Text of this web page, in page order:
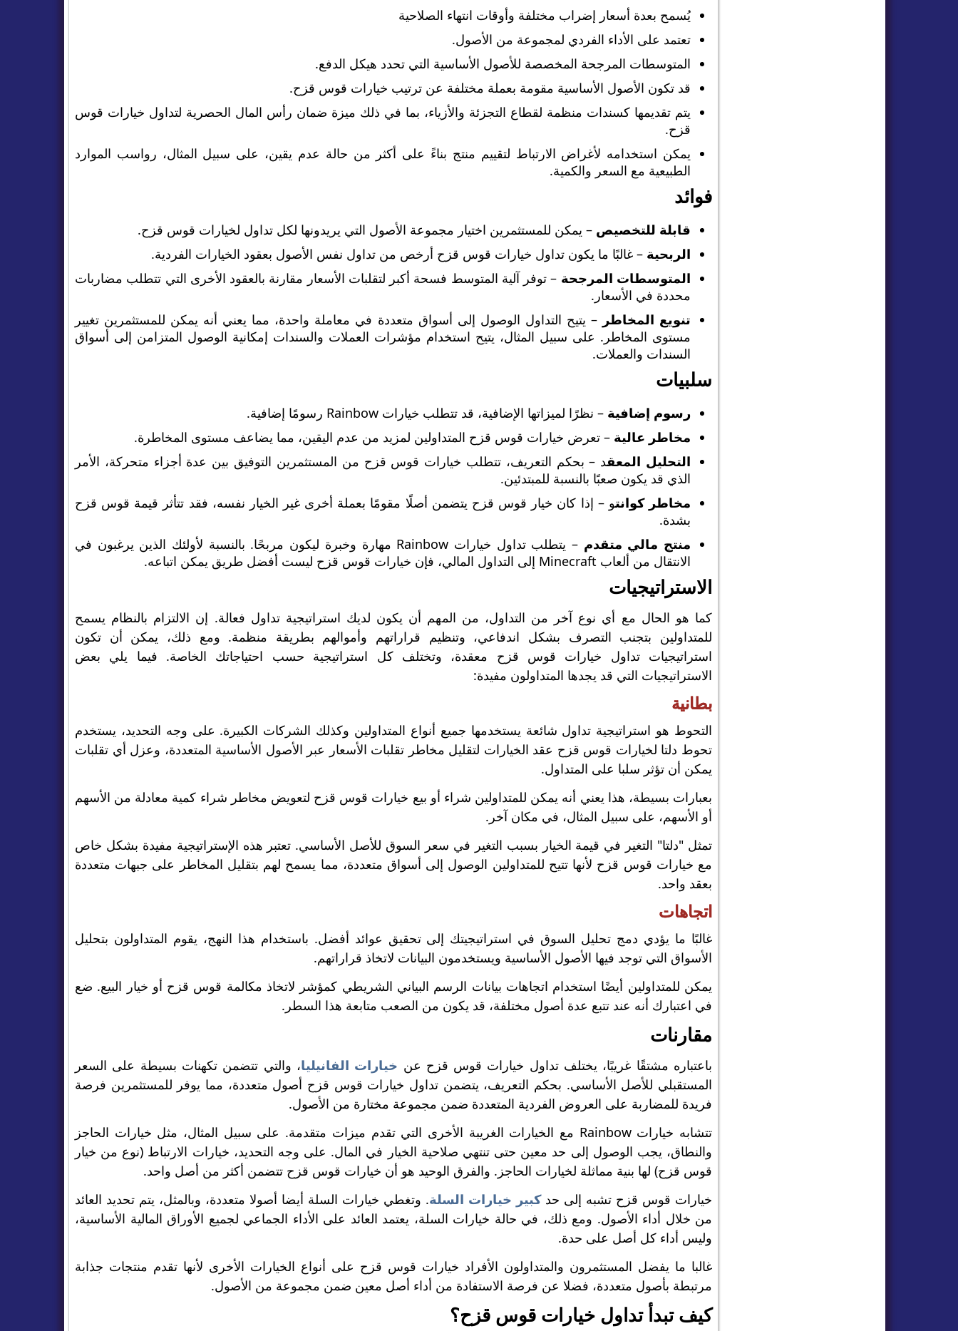
يُسمح بعدة أسعار إضراب مختلفة وأوقات انتهاء الصلاحية
تعتمد على الأداء الفردي لمجموعة من الأصول.
المتوسطات المرجحة المخصصة للأصول الأساسية التي تحدد هيكل الدفع.
قد تكون الأصول الأساسية مقومة بعملة مختلفة عن ترتيب خيارات قوس قزح.
يتم تقديمها كسندات منظمة لقطاع التجزئة والأزياء، بما في ذلك ميزة ضمان رأس المال الحصرية لتداول خيارات قوس
قزح.
يمكن استخدامه لأغراض الارتباط لتقييم منتج بناءً على أكثر من حالة عدم يقين، على سبيل المثال، رواسب الموارد
الطبيعية مع السعر والكمية.
فوائد
قابلة للتخصيص – يمكن للمستثمرين اختيار مجموعة الأصول التي يريدونها لكل تداول لخيارات قوس قزح.
الربحية – غالبًا ما يكون تداول خيارات قوس قزح أرخص من تداول نفس الأصول بعقود الخيارات الفردية.
المتوسطات المرجحة – توفر آلية المتوسط ​​فسحة أكبر لتقلبات الأسعار مقارنة بالعقود الأخرى التي تتطلب مضاربات
محددة في الأسعار.
تنويع المخاطر– يتيح التداول الوصول إلى أسواق متعددة في معاملة واحدة، مما يعني أنه يمكن للمستثمرين تغيير
مستوى المخاطر. على سبيل المثال، يتيح استخدام مؤشرات العملات والسندات إمكانية الوصول المتزامن إلى أسواق
السندات والعملات.
سلبيات
رسوم إضافية – نظرًا لميزاتها الإضافية، قد تتطلب خيارات Rainbow رسومًا إضافية.
مخاطر عالية – تعرض خيارات قوس قزح المتداولين لمزيد من عدم اليقين، مما يضاعف مستوى المخاطرة.
التحليل المعقد – بحكم التعريف، تتطلب خيارات قوس قزح من المستثمرين التوفيق بين عدة أجزاء متحركة، الأمر
الذي قد يكون صعبًا بالنسبة للمبتدئين.
مخاطر كوانتو – إذا كان خيار قوس قزح يتضمن أصلًا مقومًا بعملة أخرى غير الخيار نفسه، فقد تتأثر قيمة قوس قزح
بشدة.
منتج مالي متقدم
– يتطلب تداول خيارات Rainbow مهارة وخبرة ليكون مربحًا. بالنسبة لأولئك الذين يرغبون في
الانتقال من ألعاب Minecraft إلى التداول المالي، فإن خيارات قوس قزح ليست أفضل طريق يمكن اتباعه.
الاستراتيجيات
كما هو الحال مع أي نوع آخر من التداول، من المهم أن يكون لديك استراتيجية تداول فعالة. إن الالتزام بالنظام يسمح
للمتداولين بتجنب التصرف بشكل اندفاعي، وتنظيم قراراتهم وأموالهم بطريقة منظمة. ومع ذلك، يمكن أن تكون
استراتيجيات تداول خيارات قوس قزح معقدة، وتختلف كل استراتيجية حسب احتياجاتك الخاصة. فيما يلي بعض
الاستراتيجيات التي قد يجدها المتداولون مفيدة:
بطانية
التحوط هو استراتيجية تداول شائعة يستخدمها جميع أنواع المتداولين وكذلك الشركات الكبيرة. على وجه التحديد، يستخدم
تحوط دلتا لخيارات قوس قزح عقد الخيارات لتقليل مخاطر تقلبات الأسعار عبر الأصول الأساسية المتعددة، وعزل أي تقلبات
يمكن أن تؤثر سلبا على المتداول.
بعبارات بسيطة، هذا يعني أنه يمكن للمتداولين شراء أو بيع خيارات قوس قزح لتعويض مخاطر شراء كمية معادلة من الأسهم
أو الأسهم، على سبيل المثال، في مكان آخر.
تمثل "دلتا" التغير في قيمة الخيار بسبب التغير في سعر السوق للأصل الأساسي. تعتبر هذه الإستراتيجية مفيدة بشكل خاص
مع خيارات قوس قزح لأنها تتيح للمتداولين الوصول إلى أسواق متعددة، مما يسمح لهم بتقليل المخاطر على جبهات متعددة
بعقد واحد.
اتجاهات
غالبًا ما يؤدي دمج تحليل السوق في استراتيجيتك إلى تحقيق عوائد أفضل. باستخدام هذا النهج، يقوم المتداولون بتحليل
الأسواق التي توجد فيها الأصول الأساسية ويستخدمون البيانات لاتخاذ قراراتهم.
يمكن للمتداولين أيضًا استخدام اتجاهات بيانات الرسم البياني الشريطي كمؤشر لاتخاذ مكالمة قوس قزح أو خيار البيع. ضع
في اعتبارك أنه عند تتبع عدة أصول مختلفة، قد يكون من الصعب متابعة هذا السطر.
مقارنات
باعتباره مشتقًا غريبًا، يختلف تداول خيارات قوس قزح عن خيارات الفانيليا، والتي تتضمن تكهنات بسيطة على السعر
المستقبلي للأصل الأساسي. بحكم التعريف، يتضمن تداول خيارات قوس قزح أصول متعددة، مما يوفر للمستثمرين فرصة
فريدة للمضاربة على العروض الفردية المتعددة ضمن مجموعة مختارة من الأصول.
تتشابه خيارات Rainbow مع الخيارات الغريبة الأخرى التي تقدم ميزات متقدمة. على سبيل المثال، مثل خيارات الحاجز
والنطاق، يجب الوصول إلى حد معين حتى تنتهي صلاحية الخيار في المال. على وجه التحديد، خيارات الارتباط (نوع من خيار
قوس قزح) لها بنية مماثلة لخيارات الحاجز. والفرق الوحيد هو أن خيارات قوس قزح تتضمن أكثر من أصل واحد.
خيارات قوس قزح تشبه إلى حدكبير خيارات السلة. وتغطي خيارات السلة أيضا أصولا متعددة، وبالمثل، يتم تحديد العائد
من خلال أداء الأصول. ومع ذلك، في حالة خيارات السلة، يعتمد العائد على الأداء الجماعي لجميع الأوراق المالية الأساسية،
وليس أداء كل أصل على حدة.
غالبا ما يفضل المستثمرون والمتداولون الأفراد خيارات قوس قزح على أنواع الخيارات الأخرى لأنها تقدم منتجات جذابة
مرتبطة بأصول متعددة، فضلا عن فرصة الاستفادة من أداء أصل معين ضمن مجموعة من الأصول.
كيف تبدأ تداول خيارات قوس قزح؟